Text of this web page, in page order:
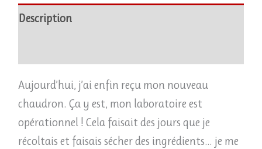
Description
Aujourd’hui, j’ai enfin reçu mon nouveau
chaudron. Ça y est, mon laboratoire est
opérationnel ! Cela faisait des jours que je
récoltais et faisais sécher des ingrédients… je me